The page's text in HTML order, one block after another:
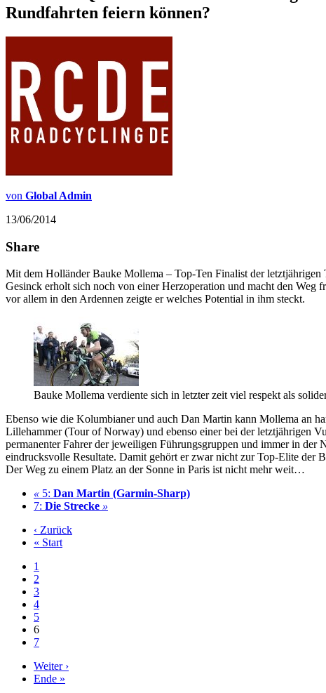
Rundfahrten feiern können?
von Global Admin
13/06/2014
Share
Mit dem Holländer Bauke Mollema – Top-Ten Finalist der letztjährigen
Gesinck erholt sich noch von einer Herzoperation und macht den
vor allem in den Ardennen zeigte er welches Potential in ihm steckt.
Bauke Mollema verdiente sich in letzter zeit viel respekt als
Ebenso wie die Kolumbianer und auch Dan Martin kann Mollema an
Lillehammer (Tour of Norway) und ebenso einer bei der letztjährigen
permanenter Fahrer der jeweiligen Führungsgruppen und immer in
eindrucksvolle Resultate. Damit gehört er zwar nicht zur Top-Elite der
Der Weg zu einem Platz an der Sonne in Paris ist nicht mehr weit…
« 5: Dan Martin (Garmin-Sharp)
7: Die Strecke »
‹ Zurück
« Start
1
2
3
4
5
6
7
Weiter ›
Ende »